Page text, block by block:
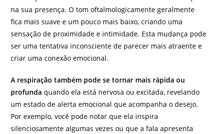
na sua presença. O tom oftalmologicamente geralmente
fica mais suave e um pouco mais baixo, criando uma
sensação de proximidade e intimidade. Esta mudança pode
ser uma tentativa inconsciente de parecer mais atraente e
criar uma conexão emocional.
A respiração também pode se tornar mais rápida ou
profunda quando ela está nervosa ou excitada, revelando
um estado de alerta emocional que acompanha o desejo.
Por exemplo, você pode notar que ela inspira
silenciosamente algumas vezes ou que a fala apresenta